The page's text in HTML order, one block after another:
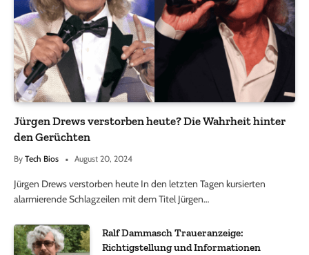
Jürgen Drews verstorben heute? Die Wahrheit hinter
den Gerüchten
By Tech Bios August 20, 2024
Jürgen Drews verstorben heute In den letzten Tagen kursierten
alarmierende Schlagzeilen mit dem Titel Jürgen…
Ralf Dammasch Traueranzeige:
Richtigstellung und Informationen